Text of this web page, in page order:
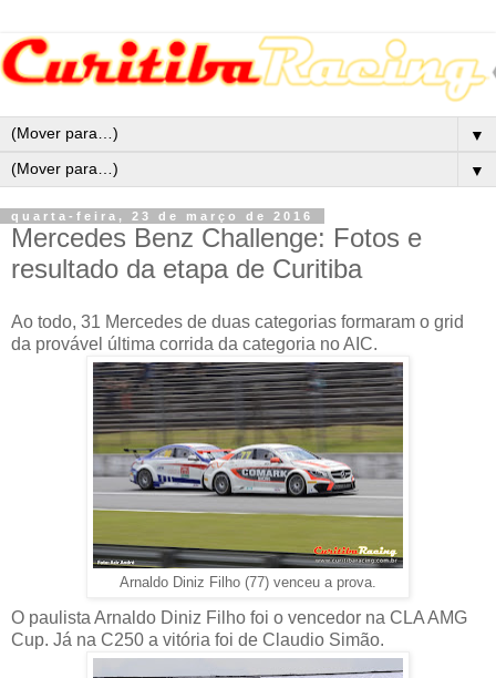
▼
▼
quarta-feira, 23 de março de 2016
Mercedes Benz Challenge: Fotos e
resultado da etapa de Curitiba
Ao todo, 31 Mercedes de duas categorias formaram o grid
da provável última corrida da categoria no AIC.
Arnaldo Diniz Filho (77) venceu a prova.
O paulista Arnaldo Diniz Filho foi o vencedor na CLA AMG
Cup. Já na C250 a vitória foi de Claudio Simão.